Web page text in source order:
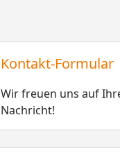
Kontakt-Formular
Wir freuen uns auf
Nachricht!